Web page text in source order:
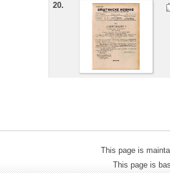
20.
This page is
This page is